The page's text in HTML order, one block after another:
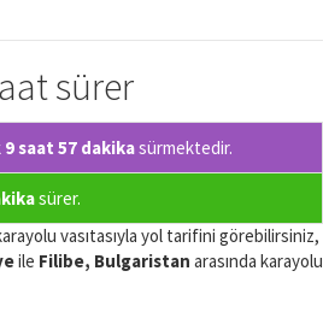
sürer
9 saat 57 dakikasürmektedir.
sürer.
vasıtasıyla yol tarifini görebilirsiniz,
ile Filibe, Bulgaristan arasında karayolu